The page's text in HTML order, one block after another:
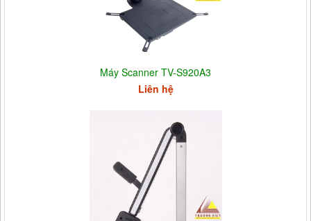
Máy Scanner TV-S920A3
Liên hệ